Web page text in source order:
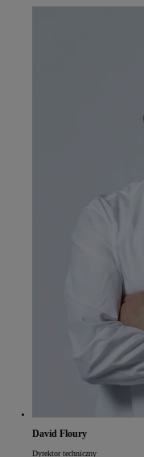
David Floury
Dyrektor techniczny